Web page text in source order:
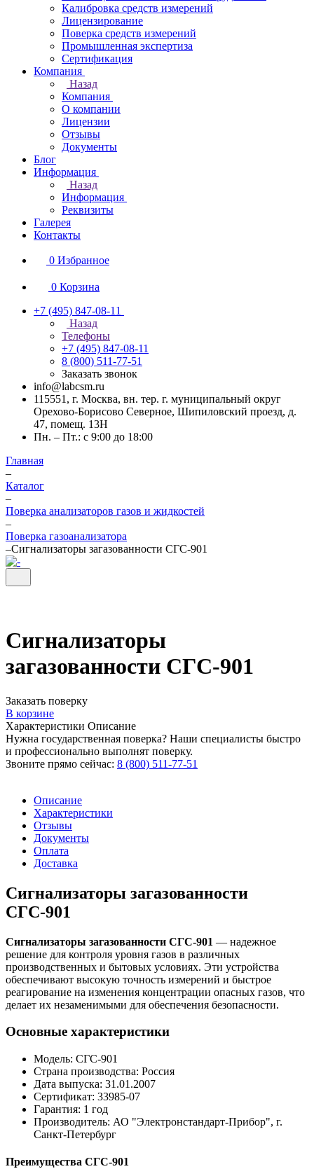
Калибровка средств измерений
Лицензирование
Поверка средств измерений
Промышленная экспертиза
Сертификация
Компания
Назад
Компания
О компании
Лицензии
Отзывы
Документы
Блог
Информация
Назад
Информация
Реквизиты
Галерея
Контакты
0 Избранное
0 Корзина
+7 (495) 847-08-11
Назад
Телефоны
+7 (495) 847-08-11
8 (800) 511-77-51
Заказать звонок
info@labcsm.ru
115551, г. Москва, вн. тер. г. муниципальный округ
Орехово-Борисово Северное, Шипиловский проезд, д.
47, помещ. 13Н
Пн. – Пт.: с 9:00 до 18:00
Главная
–
Каталог
–
Поверка анализаторов газов и жидкостей
–
Поверка газоанализатора
–Сигнализаторы загазованности СГС-901
Сигнализаторы
загазованности СГС-901
Заказать поверку
В корзине
Характеристики Описание
Нужна государственная поверка? Наши специалисты быстро
и профессионально выполнят поверку.
Звоните прямо сейчас: 8 (800) 511-77-51
Описание
Характеристики
Отзывы
Документы
Оплата
Доставка
Сигнализаторы загазованности
СГС-901
Сигнализаторы загазованности СГС-901 — надежное
решение для контроля уровня газов в различных
производственных и бытовых условиях. Эти устройства
обеспечивают высокую точность измерений и быстрое
реагирование на изменения концентрации опасных газов, что
делает их незаменимыми для обеспечения безопасности.
Основные характеристики
Модель: СГС-901
Страна производства: Россия
Дата выпуска: 31.01.2007
Сертификат: 33985-07
Гарантия: 1 год
Производитель: АО "Электронстандарт-Прибор", г.
Санкт-Петербург
Преимущества СГС-901